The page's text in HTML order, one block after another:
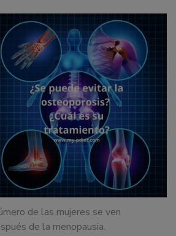
de las mujeres se ven
de la menopausia.